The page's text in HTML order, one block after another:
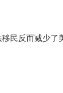
民反而减少了